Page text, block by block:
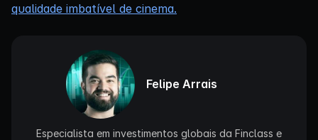
qualidade imbatível de cinema.
Felipe Arrais
Especialista em investimentos globais da Finclass e